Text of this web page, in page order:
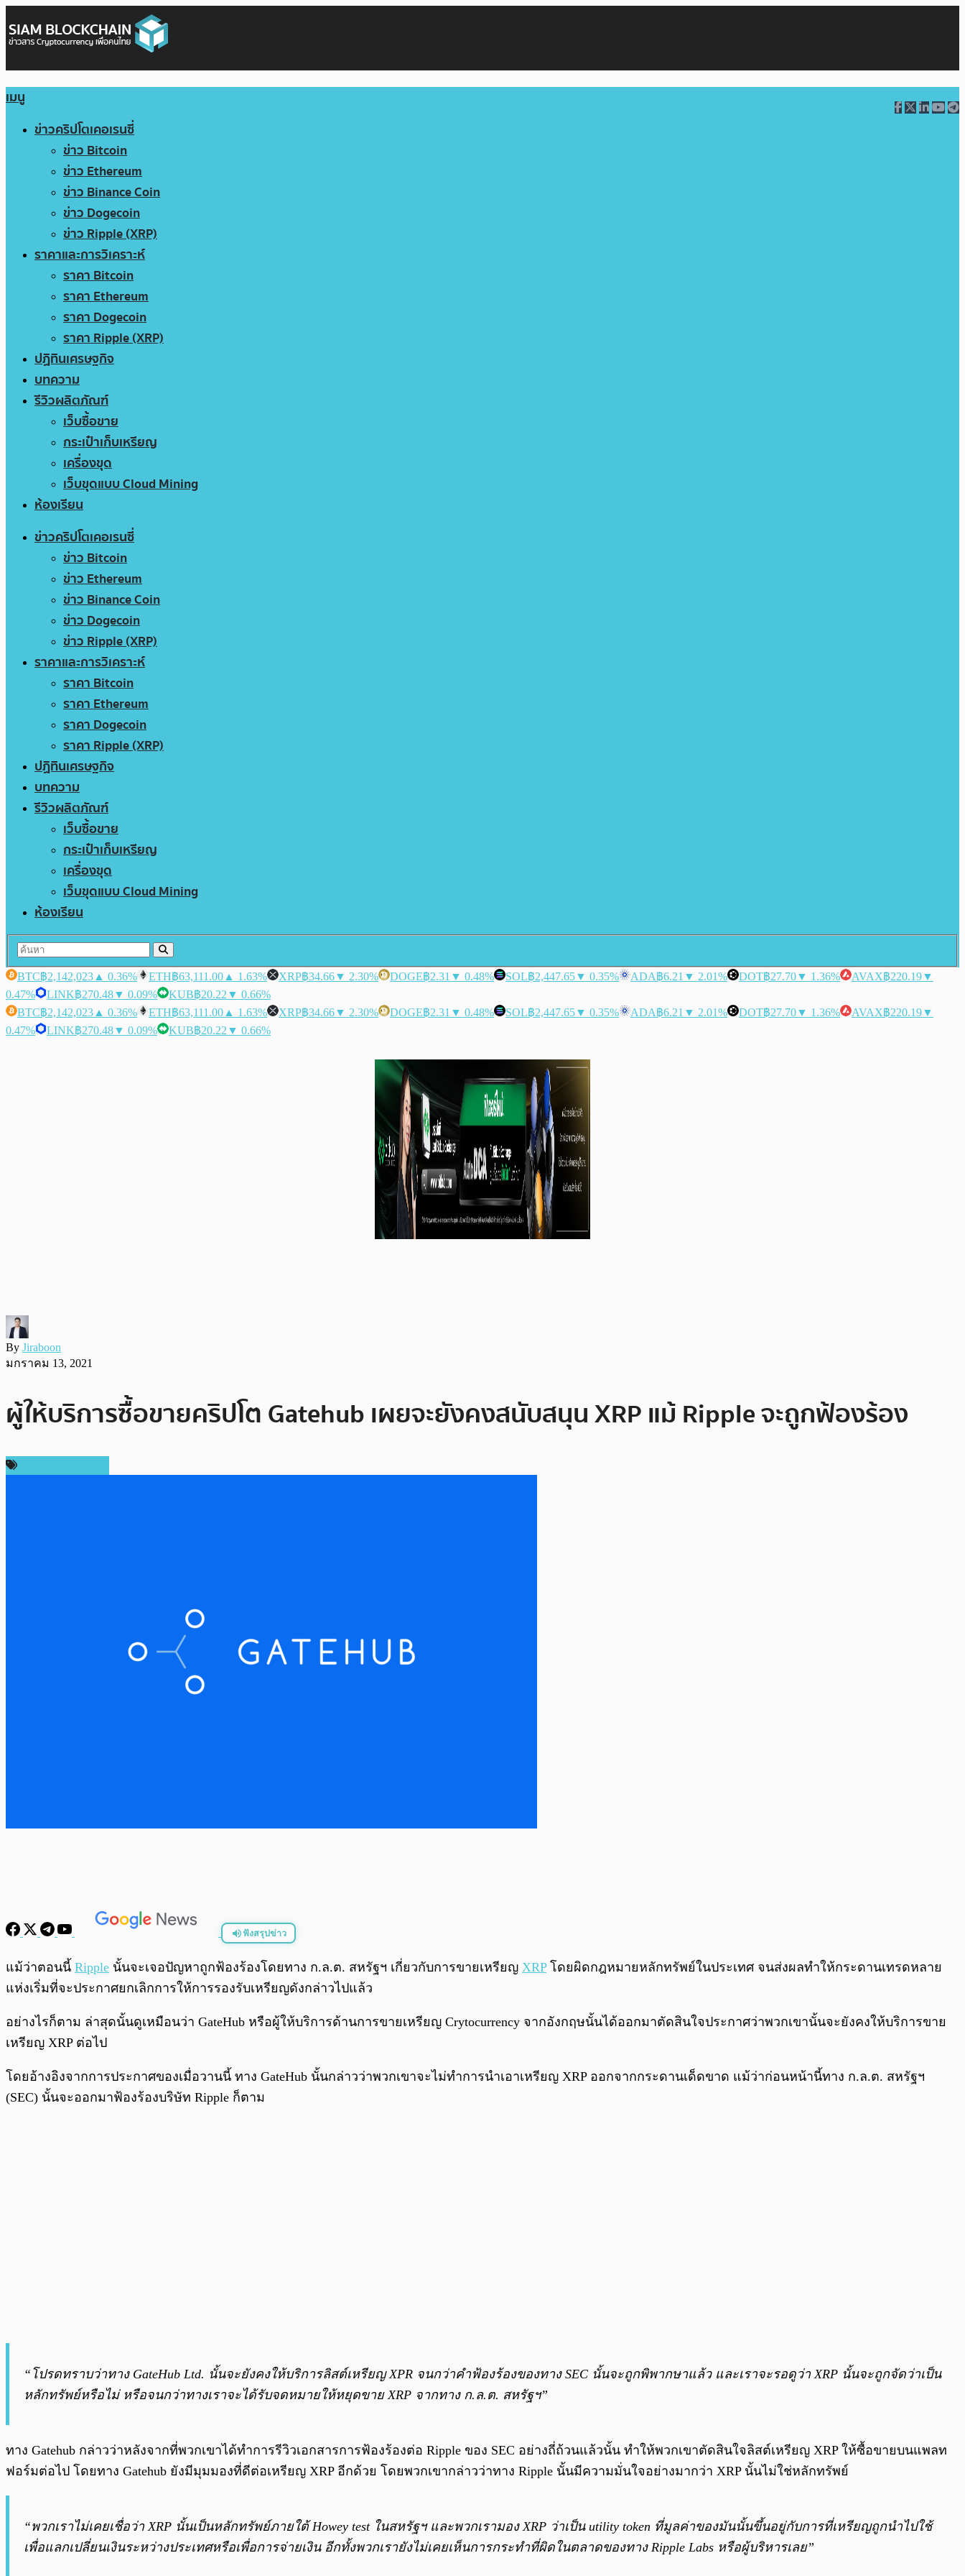
เมนู
ข่าวคริปโตเคอเรนซี่
ข่าว Bitcoin
ข่าว Ethereum
ข่าว Binance Coin
ข่าว Dogecoin
ข่าว Ripple (XRP)
ราคาและการวิเคราะห์
ราคา Bitcoin
ราคา Ethereum
ราคา Dogecoin
ราคา Ripple (XRP)
ปฏิทินเศรษฐกิจ
บทความ
รีวิวผลิตภัณฑ์
เว็บซื้อขาย
กระเป๋าเก็บเหรียญ
เครื่องขุด
เว็บขุดแบบ Cloud Mining
ห้องเรียน
ข่าวคริปโตเคอเรนซี่
ข่าว Bitcoin
ข่าว Ethereum
ข่าว Binance Coin
ข่าว Dogecoin
ข่าว Ripple (XRP)
ราคาและการวิเคราะห์
ราคา Bitcoin
ราคา Ethereum
ราคา Dogecoin
ราคา Ripple (XRP)
ปฏิทินเศรษฐกิจ
บทความ
รีวิวผลิตภัณฑ์
เว็บซื้อขาย
กระเป๋าเก็บเหรียญ
เครื่องขุด
เว็บขุดแบบ Cloud Mining
ห้องเรียน
BTC฿2,142,023 ▲ 0.36% ETH฿63,111.00 ▲ 1.63% XRP฿34.66▼ 2.30% DOGE฿2.31 ▼ 0.48% SOL฿2,447.65▼ 0.35% ADA฿6.21 ▼ 2.01% DOT฿27.70▼ 1.36% AVAX฿220.19▼
0.47%
LINK฿270.48▼ 0.09% KUB฿20.22 ▼ 0.66%
BTC฿2,142,023 ▲ 0.36% ETH฿63,111.00 ▲ 1.63% XRP฿34.66▼ 2.30% DOGE฿2.31 ▼ 0.48% SOL฿2,447.65▼ 0.35% ADA฿6.21 ▼ 2.01% DOT฿27.70▼ 1.36% AVAX฿220.19▼
0.47%
LINK฿270.48▼ 0.09% KUB฿20.22 ▼ 0.66%
By Jiraboon
มกราคม 13, 2021
ผู้ให้บริการซื้อขายคริปโต Gatehub เผยจะยังคงสนับสนุน XRP แม้ Ripple จะถูกฟ้องร้อง
ฟังสรุปข่าว
พร้อมเล่น
แม้ว่าตอนนี้ Ripple นั้นจะเจอปัญหาถูกฟ้องร้องโดยทาง ก.ล.ต. สหรัฐฯ เกี่ยวกับการขายเหรียญ XRPโดยผิดกฎหมายหลักทรัพย์ในประเทศ จนส่งผลทำให้กระดานเทรดหลาย
แห่งเริ่มที่จะประกาศยกเลิกการให้การรองรับเหรียญดังกล่าวไปแล้ว
อย่างไรก็ตาม ล่าสุดนั้นดูเหมือนว่า GateHub หรือผู้ให้บริการด้านการขายเหรียญ Crytocurrency จากอังกฤษนั้นได้ออกมาตัดสินใจประกาศว่าพวกเขานั้นจะยังคงให้บริการขาย
เหรียญ XRP ต่อไป
โดยอ้างอิงจากการประกาศของเมื่อวานนี้ ทาง GateHub นั้นกล่าวว่าพวกเขาจะไม่ทำการนำเอาเหรียญ XRP ออกจากกระดานเด็ดขาด แม้ว่าก่อนหน้านี้ทาง ก.ล.ต. สหรัฐฯ
(SEC) นั้นจะออกมาฟ้องร้องบริษัท Ripple ก็ตาม
“โปรดทราบว่าทาง GateHub Ltd. นั้นจะยังคงให้บริการลิสต์เหรียญ XPR จนกว่าคำฟ้องร้องของทาง SEC นั้นจะถูกพิพากษาแล้ว และเราจะรอดูว่า XRP นั้นจะถูกจัดว่าเป็น
หลักทรัพย์หรือไม่ หรือจนกว่าทางเราจะได้รับจดหมายให้หยุดขาย XRP จากทาง ก.ล.ต. สหรัฐฯ”
ทาง Gatehub กล่าวว่าหลังจากที่พวกเขาได้ทำการรีวิวเอกสารการฟ้องร้องต่อ Ripple ของ SEC อย่างถี่ถ้วนแล้วนั้น ทำให้พวกเขาตัดสินใจลิสต์เหรียญ XRP ให้ซื้อขายบนแพลท
ฟอร์มต่อไป โดยทาง Gatehub ยังมีมุมมองที่ดีต่อเหรียญ XRP อีกด้วย โดยพวกเขากล่าวว่าทาง Ripple นั้นมีความมั่นใจอย่างมากว่า XRP นั้นไม่ใช่หลักทรัพย์
“พวกเราไม่เคยเชื่อว่า XRP นั้นเป็นหลักทรัพย์ภายใต้ Howey test ในสหรัฐฯ และพวกเรามอง XRP ว่าเป็น utility token ที่มูลค่าของมันนั้นขึ้นอยู่กับการที่เหรียญถูกนำไปใช้
เพื่อแลกเปลี่ยนเงินระหว่างประเทศหรือเพื่อการจ่ายเงิน อีกทั้งพวกเรายังไม่เคยเห็นการกระทำที่ผิดในตลาดของทาง Ripple Labs หรือผู้บริหารเลย”